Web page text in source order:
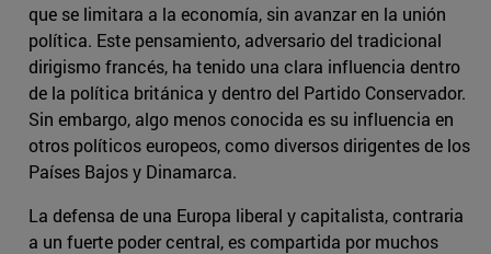
que se limitara a la economía, sin avanzar en la unión
política. Este pensamiento, adversario del tradicional
dirigismo francés, ha tenido una clara influencia dentro
de la política británica y dentro del Partido Conservador.
Sin embargo, algo menos conocida es su influencia en
otros políticos europeos, como diversos dirigentes de los
Países Bajos y Dinamarca.
La defensa de una Europa liberal y capitalista, contraria
a un fuerte poder central, es compartida por muchos